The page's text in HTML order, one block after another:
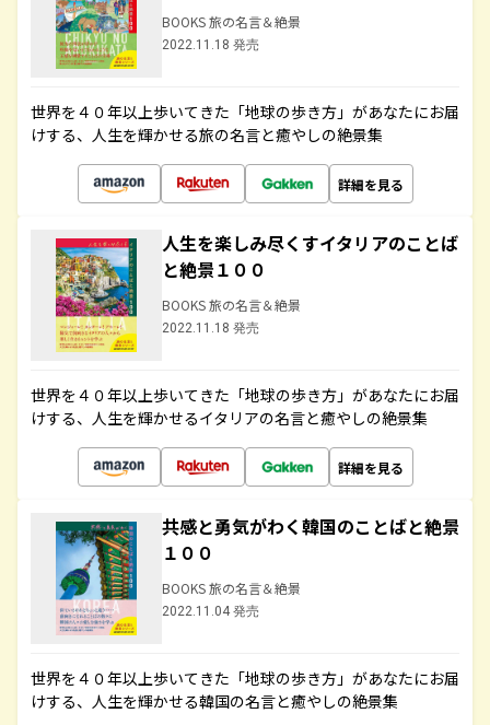
BOOKS 旅の名言＆絶景
2022.11.18 発売
世界を４０年以上歩いてきた「地球の歩き方」があなたにお届
けする、人生を輝かせる旅の名言と癒やしの絶景集
詳細を見る
人生を楽しみ尽くすイタリアのことば
と絶景１００
BOOKS 旅の名言＆絶景
2022.11.18 発売
世界を４０年以上歩いてきた「地球の歩き方」があなたにお届
けする、人生を輝かせるイタリアの名言と癒やしの絶景集
詳細を見る
共感と勇気がわく韓国のことばと絶景
１００
BOOKS 旅の名言＆絶景
2022.11.04 発売
世界を４０年以上歩いてきた「地球の歩き方」があなたにお届
けする、人生を輝かせる韓国の名言と癒やしの絶景集